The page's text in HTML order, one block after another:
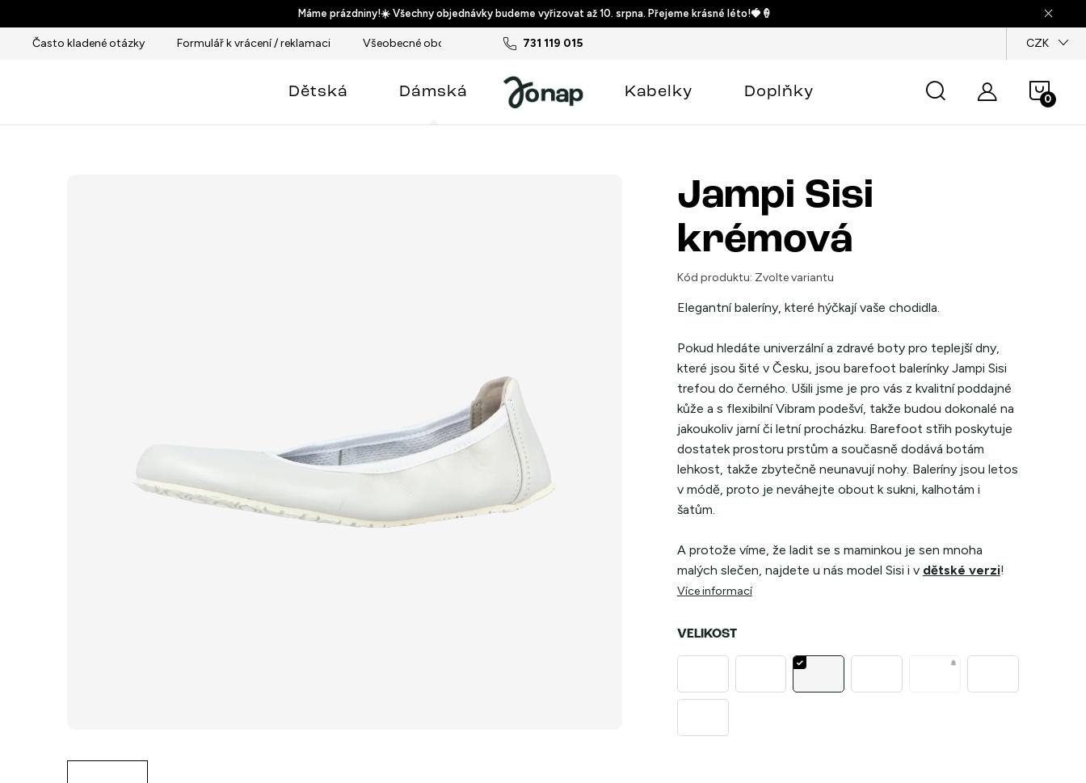
na
obsah
Máme prázdniny!☀️ Všechny objednávky budeme vyřizovat až 10. srpna. Přejeme krásné léto!🍓🍦
731 119 015
Často kladené otázky Formulář k vrácení / reklamaci Všeobecné obchodní podmínky Podmínky ochrany osobních údajů CZK
košík
Dětská Dámská Kabelky Doplňky
Jampi Sisi
krémová
Kód produktu: Zvolte variantu
Elegantní baleríny, které hýčkají vaše chodidla.
Pokud hledáte univerzální a zdravé boty pro teplejší dny,
které jsou šité v Česku, jsou barefoot balerínky Jampi Sisi
trefou do černého. Ušili jsme je pro vás z kvalitní poddajné
kůže a s flexibilní Vibram podešví, takže budou dokonalé na
jakoukoliv jarní či letní procházku. Barefoot střih poskytuje
dostatek prostoru prstům a současně dodává botám
lehkost, takže zbytečně neunavují nohy. Baleríny jsou letos
v módě, proto je neváhejte obout k sukni, kalhotám i
šatům.
A protože víme, že ladit se s maminkou je sen mnoha
malých slečen, najdete u nás model Sisi i v dětské verzi!
Více informací
VELIKOST